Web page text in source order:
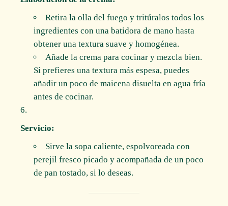
Retira la olla del fuego y tritúralos todos los
ingredientes con una batidora de mano hasta
obtener una textura suave y homogénea.
Añade la crema para cocinar y mezcla bien.
Si prefieres una textura más espesa, puedes
añadir un poco de maicena disuelta en agua fría
antes de cocinar.
Servicio:
Sirve la sopa caliente, espolvoreada con
perejil fresco picado y acompañada de un poco
de pan tostado, si lo deseas.